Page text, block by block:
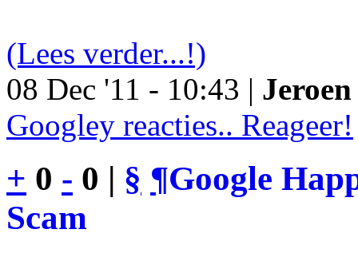
(Lees verder...!)
08 Dec '11 - 10:43 |
Googley reacties.. Reageer!
+ 0 - 0 | § ¶Google
Scam